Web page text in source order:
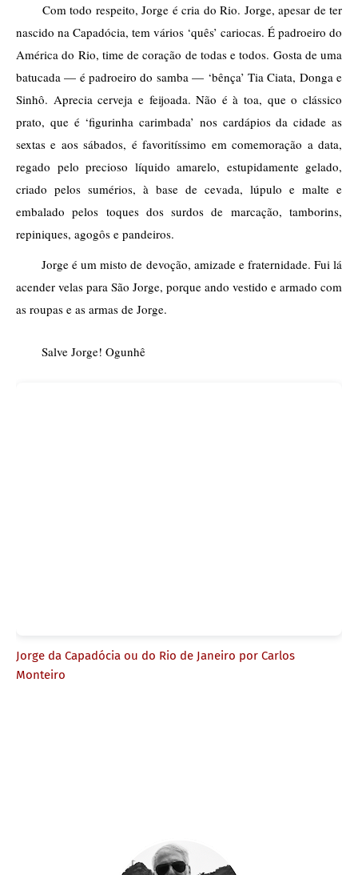
Com todo respeito, Jorge é cria do Rio. Jorge, apesar de ter
nascido na Capadócia, tem vários ‘quês’ cariocas. É padroeiro do
América do Rio, time de coração de todas e todos. Gosta de uma
batucada — é padroeiro do samba — ‘bênça’ Tia Ciata, Donga e
Sinhô. Aprecia cerveja e feijoada. Não é à toa, que o clássico
prato, que é ‘figurinha carimbada’ nos cardápios da cidade as
sextas e aos sábados, é favoritíssimo em comemoração a data,
regado pelo precioso líquido amarelo, estupidamente gelado,
criado pelos sumérios, à base de cevada, lúpulo e malte e
embalado pelos toques dos surdos de marcação, tamborins,
repiniques, agogôs e pandeiros.
Jorge é um misto de devoção, amizade e fraternidade. Fui lá
acender velas para São Jorge, porque ando vestido e armado com
as roupas e as armas de Jorge.
Salve Jorge! Ogunhê
Jorge da Capadócia ou do Rio de Janeiro por Carlos
Monteiro